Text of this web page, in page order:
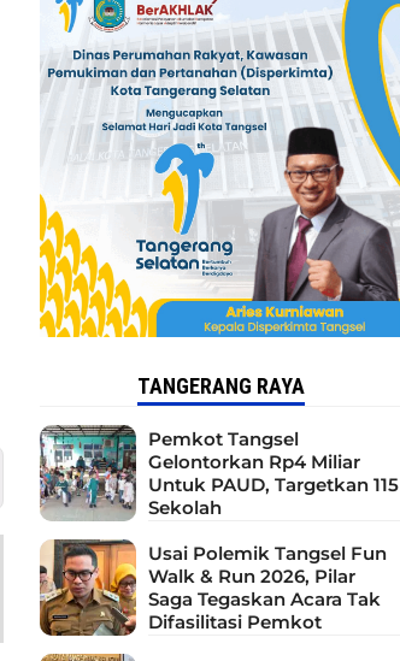
TANGERANG RAYA
Pemkot Tangsel
Gelontorkan Rp4 Miliar
Untuk PAUD, Targetkan 115
Sekolah
Usai Polemik Tangsel Fun
Walk & Run 2026, Pilar
Saga Tegaskan Acara Tak
Difasilitasi Pemkot